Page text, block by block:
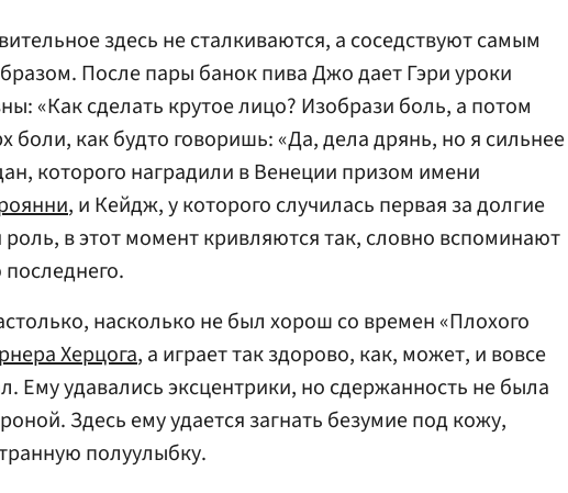
здесь не сталкиваются, а соседствуют самым
После пары банок пива Джо дает Гэри уроки
«Как сделать крутое лицо? Изобрази боль, а потом
боли, как будто говоришь: «Да, дела дрянь, но я сильнее
которого наградили в Венеции призом имени
, и Кейдж, у которого случилась первая за долгие
в этот момент кривляются так, словно вспоминают
насколько не был хорош со времен «Плохого
Херцога, а играет так здорово, как, может, и вовсе
Ему удавались эксцентрики, но сдержанность не была
Здесь ему удается загнать безумие под кожу,
полуулыбку.